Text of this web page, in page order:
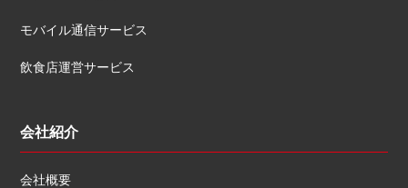
モバイル通信サービス
飲食店運営サービス
会社紹介
会社概要